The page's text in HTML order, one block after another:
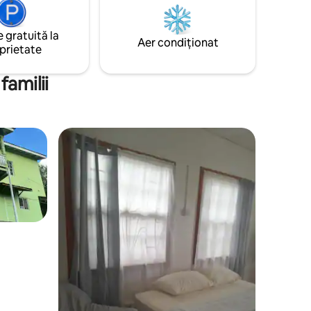
mari
plajă, cumpărături, aeroport,
divertisment, transport public. Solicită un
serviciu de menajeră de 3 ori/săpt.
Valoare imbatabilă!!!
gratuită la
Aer condiționat